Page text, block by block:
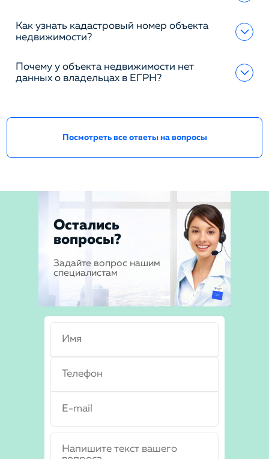
Как узнать кадастровый номер объекта
недвижимости?
Почему у объекта недвижимости нет
данных о владельцах в ЕГРН?
Посмотреть все ответы на вопросы
Остались
вопросы?
Задайте вопрос нашим
специалистам